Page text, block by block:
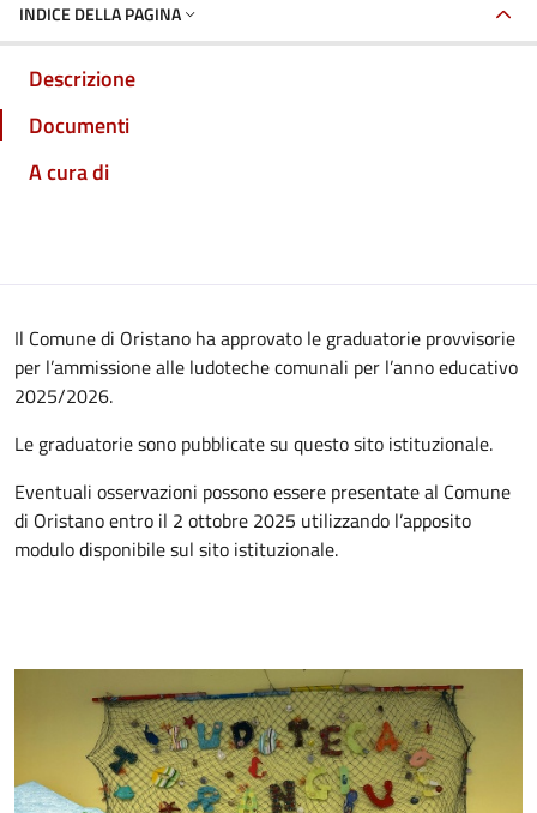
INDICE DELLA PAGINA
Descrizione
Documenti
A cura di
Il Comune di Oristano ha approvato le graduatorie provvisorie
per l’ammissione alle ludoteche comunali per l’anno educativo
2025/2026.
Le graduatorie sono pubblicate su questo sito istituzionale.
Eventuali osservazioni possono essere presentate al Comune
di Oristano entro il 2 ottobre 2025 utilizzando l’apposito
modulo disponibile sul sito istituzionale.